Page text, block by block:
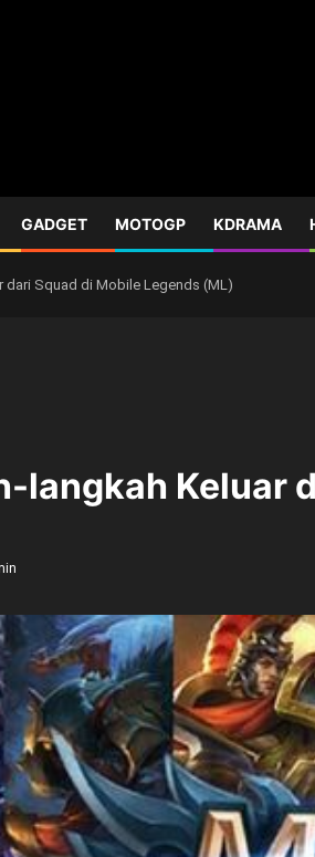
GADGET MOTOGP KDRAMA
dari Squad di Mobile Legends (ML)
langkah Keluar